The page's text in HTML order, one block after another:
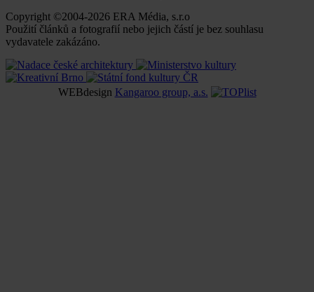
Copyright ©2004-2026 ERA Média, s.r.o
Použití článků a fotografií nebo jejich částí je bez souhlasu
vydavatele zakázáno.
WEBdesign Kangaroo group, a.s.